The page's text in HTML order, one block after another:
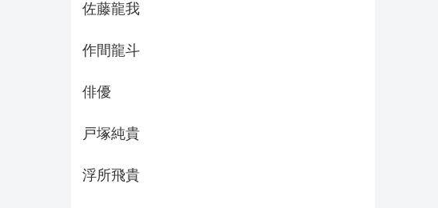
佐藤龍我
作間龍斗
俳優
戸塚純貴
浮所飛貴